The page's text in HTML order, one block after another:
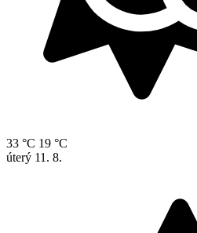
33 °C 19 °C
úterý 11. 8.